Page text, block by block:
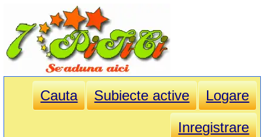
Cauta Subiecte active
Logare
Inregistrare